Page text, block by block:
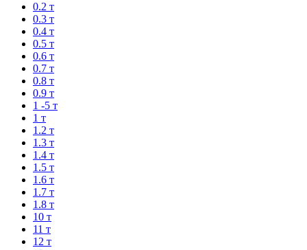
0.2 т
0.3 т
0.4 т
0.5 т
0.6 т
0.7 т
0.8 т
0.9 т
1 -5 т
1 т
1.2 т
1.3 т
1.4 т
1.5 т
1.6 т
1.7 т
1.8 т
10 т
11 т
12 т